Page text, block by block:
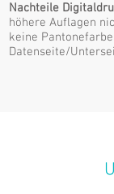
Nachteile
höhere Auflagen
keine
Datenseite/